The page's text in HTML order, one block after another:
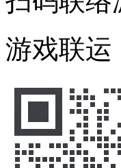
游戏联运